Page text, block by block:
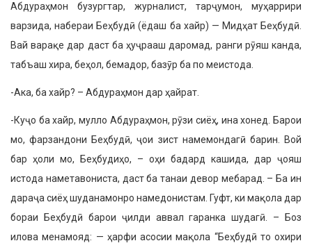
Абдураҳмон бузургтар, журналист, тарҷумон, муҳаррири
варзида, набераи Беҳбудӣ (ёдаш ба хайр) — Мидҳат Беҳбудӣ.
Вай варақе дар даст ба ҳуҷрааш даромад, ранги рӯяш канда,
табъаш хира, беҳол, бемадор, базӯр ба по меистода.
-Ака, ба хайр? – Абдураҳмон дар ҳайрат.
-Куҷо ба хайр, мулло Абдураҳ­мон, рӯзи сиёҳ, ина хонед. Барои
мо, фарзандони Беҳбудӣ, ҷои зист намемондагӣ барин. Вой
бар ҳоли мо, Беҳбудиҳо, – оҳи бадард каши­да, дар ҷояш
истода наметавони­ста, даст ба танаи девор мебарад. – Ба ин
дараҷа сиёҳ шуданамонро намедонистам. Гуфт, ки мақола дар
бораи Беҳбудӣ барои ҷилди аввал гаранка шудагӣ. – Боз
илова менамояд: — ҳарфи асосии мақола “Беҳбудӣ то охири